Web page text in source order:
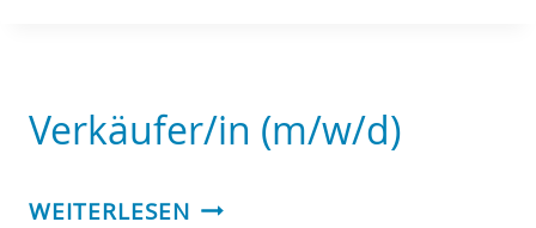
Verkäufer/in (m/w/d)
WEITERLESENVERKÄUFER/IN